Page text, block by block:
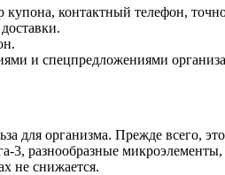
контактный телефон,
и спецпредложениями
для организма. Прежде всего,
разнообразные
не снижается.